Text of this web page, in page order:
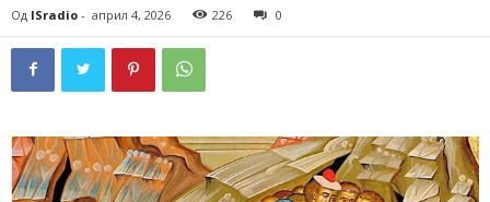
Од ISradio - април 4, 2026 226 0